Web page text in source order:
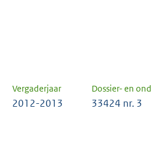
Vergaderjaar Dossier- en
2012-2013 33424 nr. 3